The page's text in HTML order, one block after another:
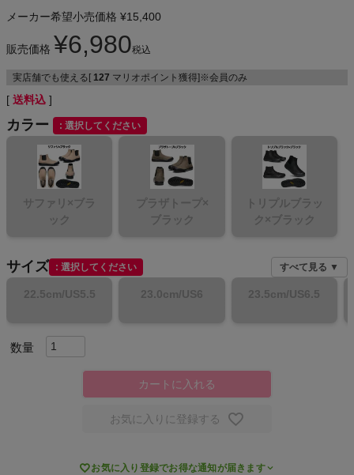
レディースカジュアルウェア
メンズスポーツウェア
レディーススポーツウェア
もっと見る
メーカー希望小売価格 ¥15,400
販売価格 ¥6,980税込
実店舗でも使える[ 127 マリオポイント獲得]※会員のみ
送料込
カラー 選択してください
サファリ×ブラ
ック
プラザトープ×
ブラック
トリプルブラッ
ク×ブラック
サイズ 選択してください すべて見る ▼
22.5cm/US5.5 23.0cm/US6 23.5cm/US6.5
カートに入れる
お気に入りに登録する
お気に入り登録でお得な通知が届きます